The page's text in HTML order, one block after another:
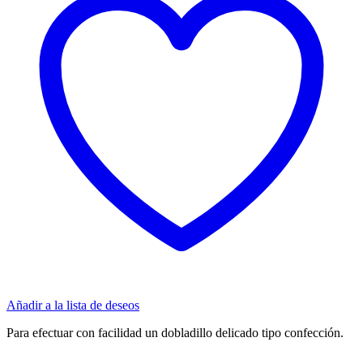
Añadir a la lista de deseos
Para efectuar con facilidad un dobladillo delicado tipo confección.